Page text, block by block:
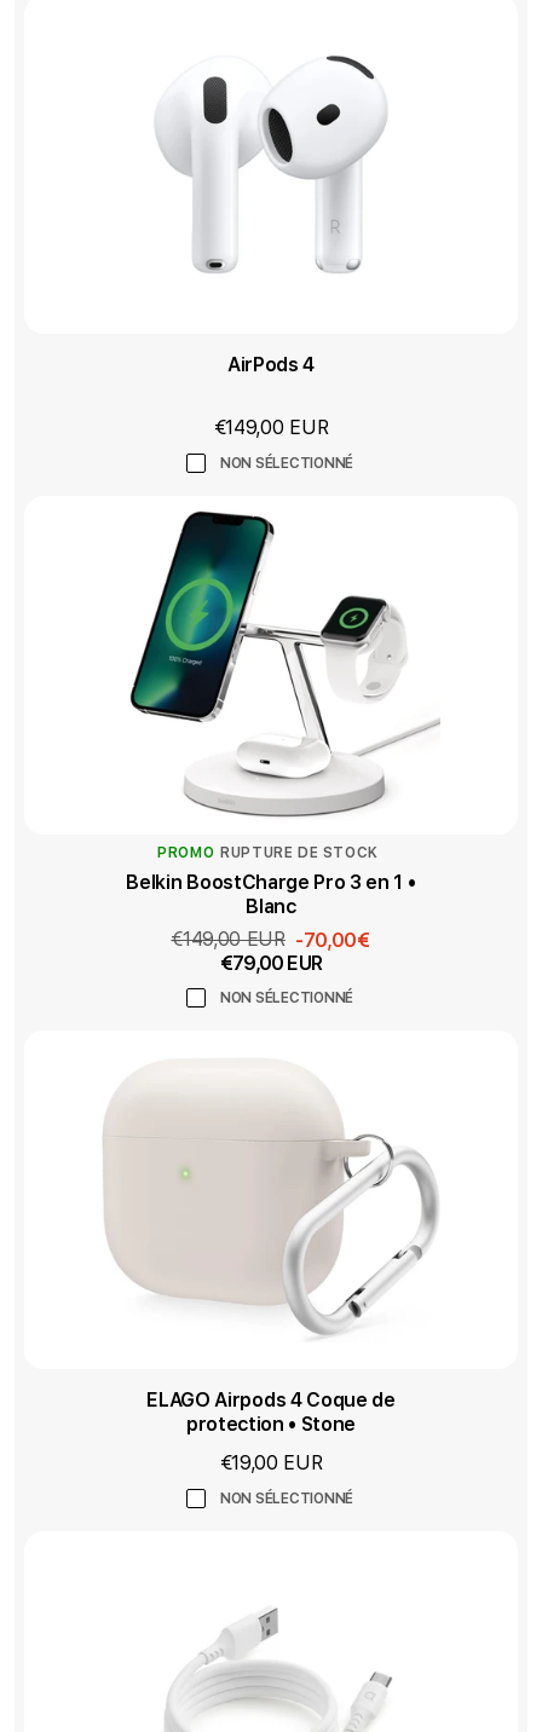
AirPods 4
€149,00 EUR
NON SÉLECTIONNÉ
PROMO RUPTURE DE STOCK
Belkin BoostCharge Pro 3 en 1 •
Blanc
Prix
promotionnel
€149,00 EUR -70,00€
€79,00 EUR
NON SÉLECTIONNÉ
ELAGO Airpods 4 Coque de
protection • Stone
€19,00 EUR
NON SÉLECTIONNÉ